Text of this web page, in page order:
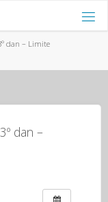
dan – Limite
dan –